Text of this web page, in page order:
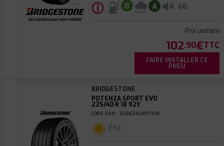
ⓘ B A A 68
Prix unitaire
102.90€TTC
FAIRE INSTALLER CE
PNEU
BRIDGESTONE
POTENZA SPORT EVO
225/40 R 18 92Y
CODE EAN : 3286342897318
Été